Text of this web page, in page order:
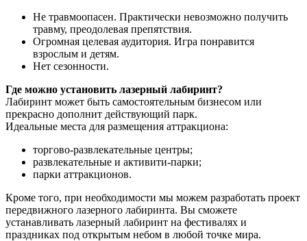
Не травмоопасен. Практически невозможно получить
травму, преодолевая препятствия.
Огромная целевая аудитория. Игра понравится
взрослым и детям.
Нет сезонности.
Где можно установить лазерный лабиринт?
Лабиринт может быть самостоятельным бизнесом или
прекрасно дополнит действующий парк.
Идеальные места для размещения аттракциона:
торгово-развлекательные центры;
развлекательные и активити-парки;
парки аттракционов.
Кроме того, при необходимости мы можем разработать проект
передвижного лазерного лабиринта. Вы cможете
устанавливать лазерный лабиринт на фестивалях и
праздниках под открытым небом в любой точке мира.